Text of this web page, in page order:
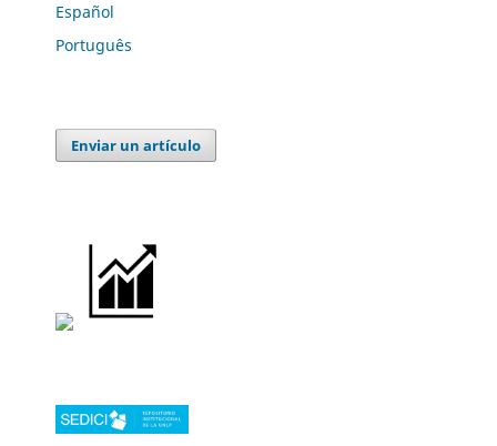
Español
Português
Enviar un artículo